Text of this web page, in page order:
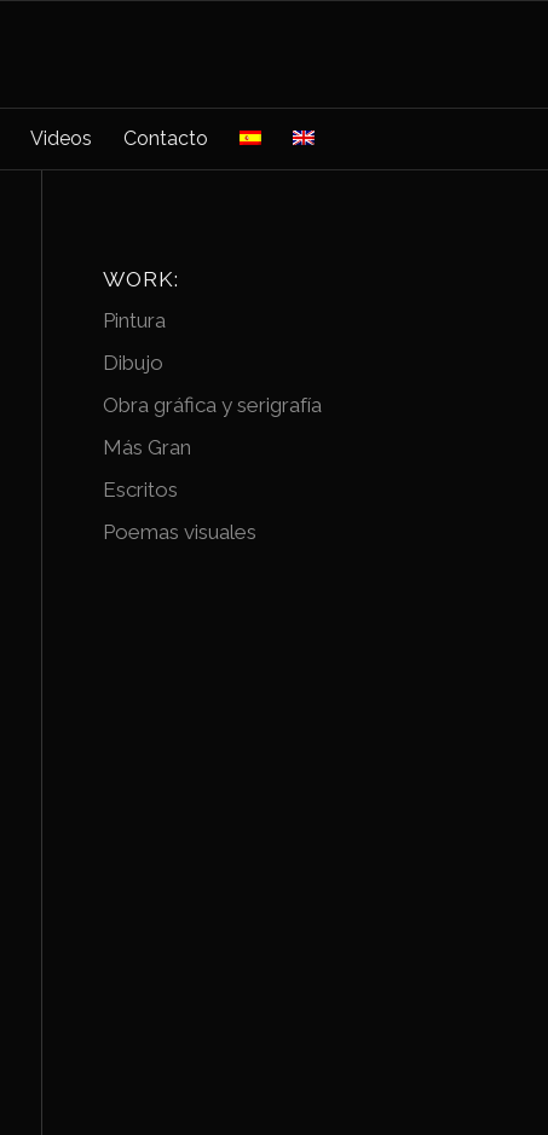
Videos Contacto
WORK:
Pintura
Dibujo
Obra gráfica y serigrafía
Más Gran
Escritos
Poemas visuales